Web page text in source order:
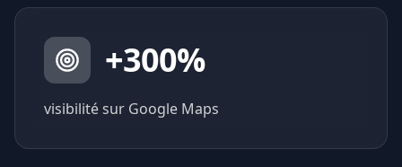
+300%
visibilité sur Google Maps